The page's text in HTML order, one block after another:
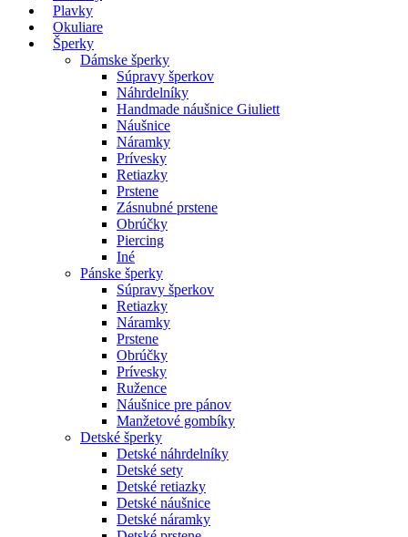
Plavky
Okuliare
Šperky
Dámske šperky
Súpravy šperkov
Náhrdelníky
Handmade náušnice Giuliett
Náušnice
Náramky
Prívesky
Retiazky
Prstene
Zásnubné prstene
Obrúčky
Piercing
Iné
Pánske šperky
Súpravy šperkov
Retiazky
Náramky
Prstene
Obrúčky
Prívesky
Ružence
Náušnice pre pánov
Manžetové gombíky
Detské šperky
Detské náhrdelníky
Detské sety
Detské retiazky
Detské náušnice
Detské náramky